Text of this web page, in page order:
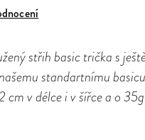
střih basic trička s
standartnímu
cm v délce i v šířce a o